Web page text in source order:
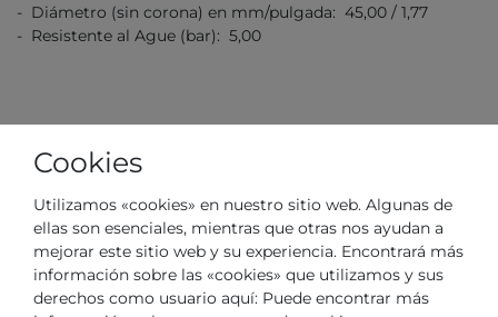
- Diámetro (sin corona) en mm/pulgada: 45,00 / 1,77
- Resistente al Ague (bar): 5,00
N.° de artículoPEWGA0075501
179,00 €*
Cookies
Utilizamos «cookies» en nuestro sitio web. Algunas de
ellas son esenciales, mientras que otras nos ayudan a
mejorar este sitio web y su experiencia. Encontrará más
información sobre las «cookies» que utilizamos y sus
derechos como usuario aquí: Puede encontrar más